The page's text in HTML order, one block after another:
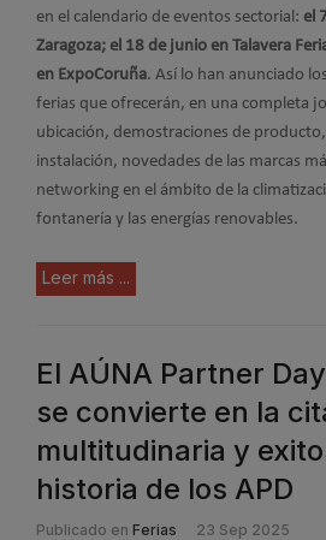
en el calendario de eventos sectorial: el
Zaragoza; el 18 de junio en Talavera
en ExpoCoruña. Así lo han anunciado
ferias que ofrecerán, en una completa
ubicación, demostraciones de
instalación, novedades de las marcas
networking en el ámbito de la
fontanería y las energías renovables.
Leer más ...
El AÚNA Partner
se convierte en la
multitudinaria y
historia de los APD
Publicado en Ferias 23 Sep 2025